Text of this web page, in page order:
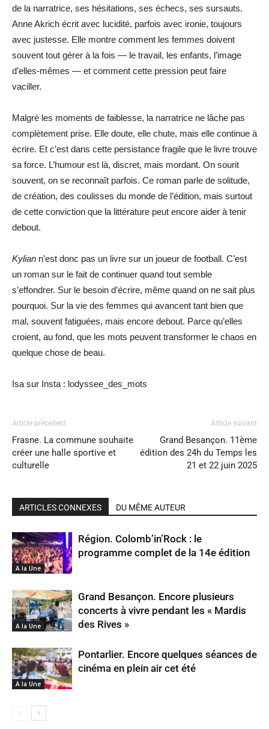
de la narratrice, ses hésitations, ses échecs, ses sursauts.
Anne Akrich écrit avec lucidité, parfois avec ironie, toujours
avec justesse. Elle montre comment les femmes doivent
souvent tout gérer à la fois — le travail, les enfants, l’image
d’elles-mêmes — et comment cette pression peut faire
vaciller.
Malgré les moments de faiblesse, la narratrice ne lâche pas
complètement prise. Elle doute, elle chute, mais elle continue à
écrire. Et c’est dans cette persistance fragile que le livre trouve
sa force. L’humour est là, discret, mais mordant. On sourit
souvent, on se reconnaît parfois. Ce roman parle de solitude,
de création, des coulisses du monde de l’édition, mais surtout
de cette conviction que la littérature peut encore aider à tenir
debout.
Kylian n’est donc pas un livre sur un joueur de football. C’est
un roman sur le fait de continuer quand tout semble
s’effondrer. Sur le besoin d’écrire, même quand on ne sait plus
pourquoi. Sur la vie des femmes qui avancent tant bien que
mal, souvent fatiguées, mais encore debout. Parce qu’elles
croient, au fond, que les mots peuvent transformer le chaos en
quelque chose de beau.
Isa sur Insta : lodyssee_des_mots
Article précédent
Frasne. La commune souhaite
créer une halle sportive et
culturelle
Article suivant
Grand Besançon. 11ème
édition des 24h du Temps les
21 et 22 juin 2025
ARTICLES CONNEXES DU MÊME AUTEUR
A la Une
Région. Colomb’in’Rock : le
programme complet de la 14e édition
A la Une
Grand Besançon. Encore plusieurs
concerts à vivre pendant les « Mardis
des Rives »
A la Une
Pontarlier. Encore quelques séances de
cinéma en plein air cet été